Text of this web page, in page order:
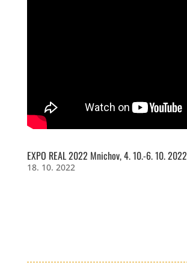
EXPO REAL 2022 Mnichov, 4. 10.-6. 10. 2022
18. 10. 2022